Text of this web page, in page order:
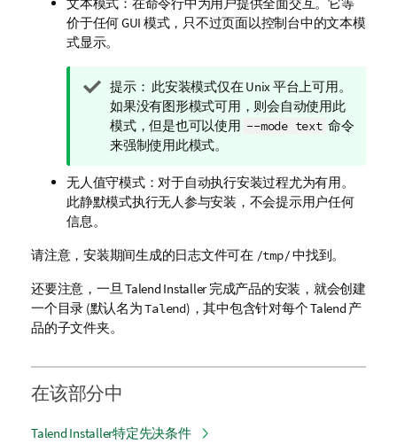
价于任何 GUI 模式，只不过页面以控制台中的文本模
式显示。
信
息
注
释
提示： 此安装模式仅在 Unix 平台上可用。
如果没有图形模式可用，则会自动使用此
模式，但是也可以使用 --mode text 命令
来强制使用此模式。
无人值守模式：对于自动执行安装过程尤为有用。
此静默模式执行无人参与安装，不会提示用户任何
信息。
请注意，安装期间生成的日志文件可在 /tmp/中找到。
还要注意，一旦Talend Installer完成产品的安装，就会创建
一个目录 (默认名为Talend)，其中包含针对每个Talend 产
品的子文件夹。
在该部分中
Talend Installer特定先决条件